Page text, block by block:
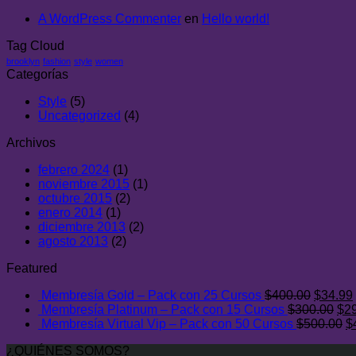
A WordPress Commenter en Hello world!
Tag Cloud
brooklyn fashion style women
Categorías
Style (5)
Uncategorized (4)
Archivos
febrero 2024 (1)
noviembre 2015 (1)
octubre 2015 (2)
enero 2014 (1)
diciembre 2013 (2)
agosto 2013 (2)
Featured
Membresía Gold – Pack con 25 Cursos $400.00 El
precio
original
$34.99
Membresía Platinum – Pack con 15 Cursos $300.00 El
$
Membresía Virtual Vip – Pack con 50 Cursos $500.00 El
$
¿QUIÉNES SOMOS?